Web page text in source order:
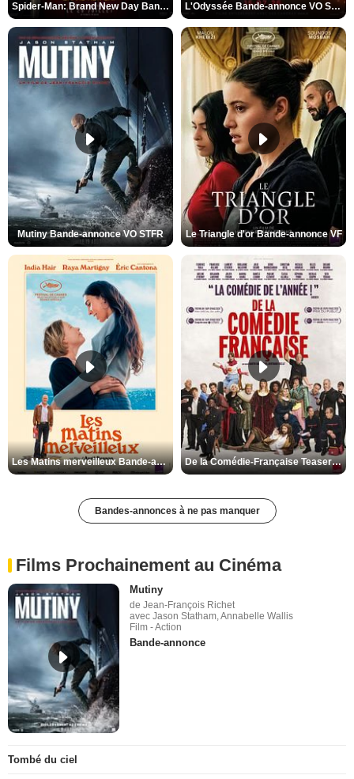
Spider-Man: Brand New Day Bande-annonce VO STFR L'Odyssée Bande-annonce VO STFR
Mutiny Bande-annonce VO STFR Le Triangle d'or Bande-annonce VF
Les Matins merveilleux Bande-annonce VF De la Comédie-Française Teaser VF
Bandes-annonces à ne pas manquer
Films Prochainement au Cinéma
Mutiny
de Jean-François Richet
avec Jason Statham, Annabelle Wallis
Film - Action
Bande-annonce
Tombé du ciel